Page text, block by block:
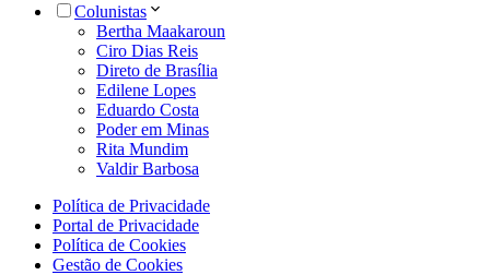
Colunistas
Bertha Maakaroun
Ciro Dias Reis
Direto de Brasília
Edilene Lopes
Eduardo Costa
Poder em Minas
Rita Mundim
Valdir Barbosa
Política de Privacidade
Portal de Privacidade
Política de Cookies
Gestão de Cookies